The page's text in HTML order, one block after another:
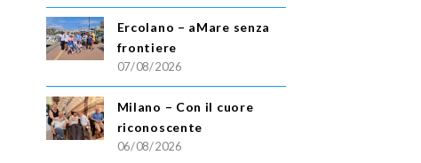
Ercolano – aMare senza
frontiere
07/08/2026
Milano – Con il cuore
riconoscente
06/08/2026